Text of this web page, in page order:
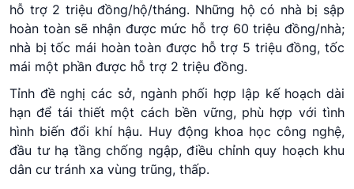
hỗ trợ 2 triệu đồng/hộ/tháng. Những hộ có nhà bị sập
hoàn toàn sẽ nhận được mức hỗ trợ 60 triệu đồng/nhà;
nhà bị tốc mái hoàn toàn được hỗ trợ 5 triệu đồng, tốc
mái một phần được hỗ trợ 2 triệu đồng.
Tỉnh đề nghị các sở, ngành phối hợp lập kế hoạch dài
hạn để tái thiết một cách bền vững, phù hợp với tình
hình biến đổi khí hậu. Huy động khoa học công nghệ,
đầu tư hạ tầng chống ngập, điều chỉnh quy hoạch khu
dân cư tránh xa vùng trũng, thấp.